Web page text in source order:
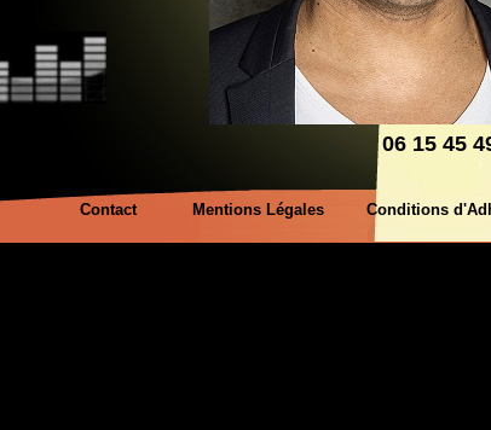
06 15 45
Contact Mentions Légales Conditions